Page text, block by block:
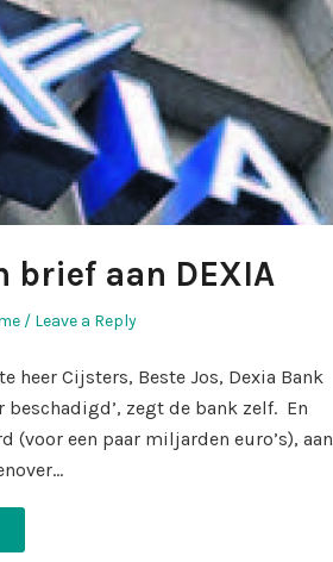
brief aan DEXIA
Leave a Reply
heer Cijsters, Beste Jos, Dexia Bank
beschadigd’, zegt de bank zelf. En
(voor een paar miljarden euro’s), aan